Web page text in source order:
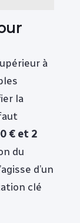
à
la
€ et 2
du
d’un
clé